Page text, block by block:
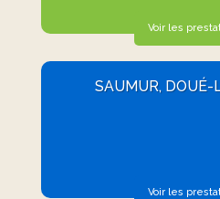
Voir les
SAUMUR,
Voir les